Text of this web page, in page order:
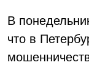
В
что в